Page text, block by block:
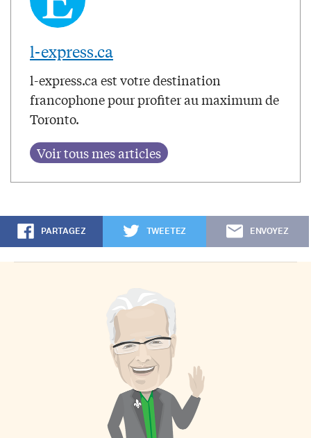
l-express.ca
l-express.ca est votre destination
francophone pour profiter au maximum de
Toronto.
PARTAGEZ TWEETEZ ENVOYEZ